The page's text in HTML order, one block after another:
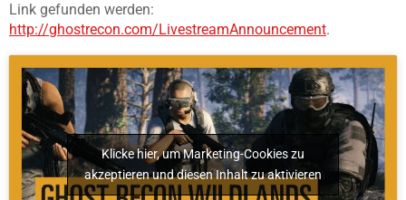
Link gefunden werden:
http://ghostrecon.com/LivestreamAnnouncement.
Klicke hier, um Marketing-Cookies zu
akzeptieren und diesen Inhalt zu aktivieren